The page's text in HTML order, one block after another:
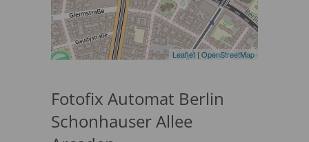
Leaflet | OpenStreetMap
Fotofix Automat Berlin
Schonhauser Allee